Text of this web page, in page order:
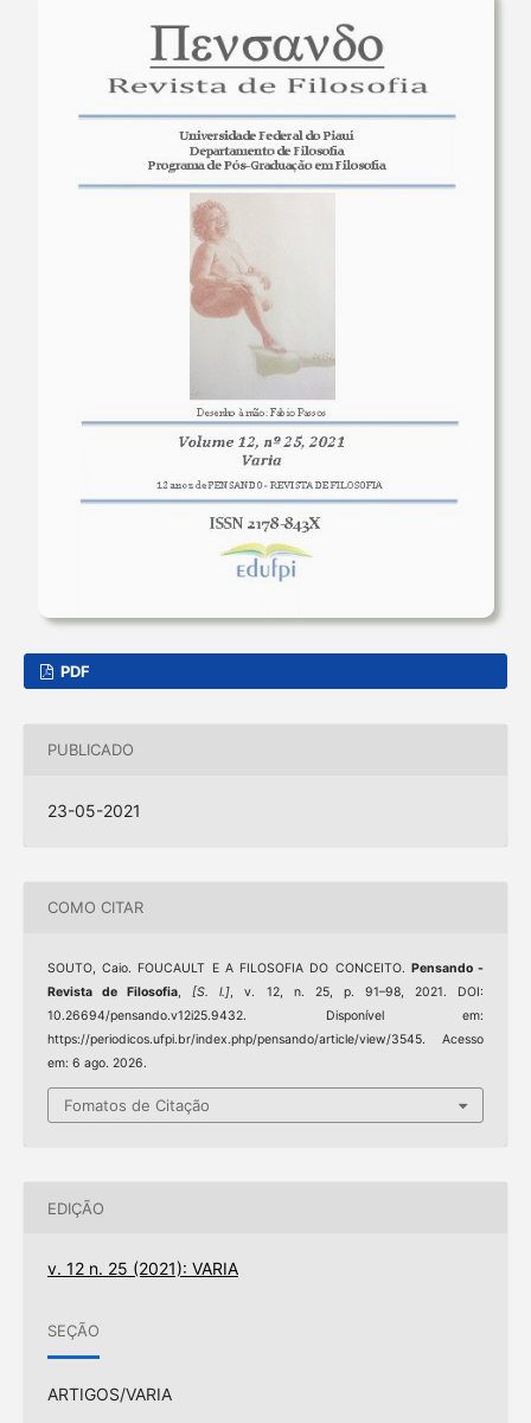
PDF
PUBLICADO
23-05-2021
COMO CITAR
SOUTO, Caio. FOUCAULT E A FILOSOFIA DO CONCEITO. Pensando -
Revista de Filosofia
[S. l.] , v. 12, n. 25, p. 91–98, 2021. DOI:
10.26694/pensando.v12i25.9432. Disponível em:
https://periodicos.ufpi.br/index.php/pensando/article/view/3545. Acesso
em: 6 ago. 2026.
Fomatos de Citação
EDIÇÃO
v. 12 n. 25 (2021): VARIA
SEÇÃO
ARTIGOS/VARIA